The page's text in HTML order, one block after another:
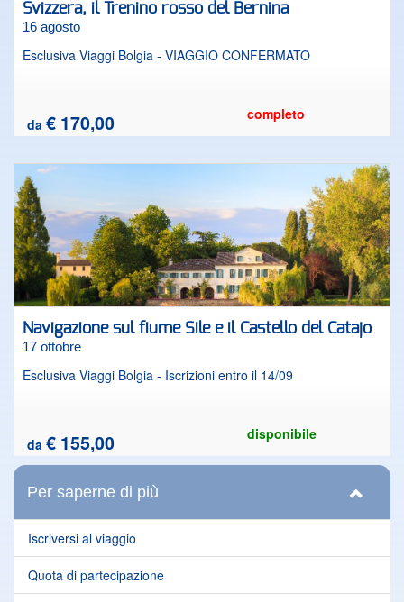
Svizzera, il Trenino rosso del Bernina
16 agosto
Esclusiva Viaggi Bolgia - VIAGGIO CONFERMATO
da € 170,00 completo
Navigazione sul fiume Sile e il Castello del Catajo
17 ottobre
Esclusiva Viaggi Bolgia - Iscrizioni entro il 14/09
da € 155,00 disponibile
Per saperne di più
Iscriversi al viaggio
Quota di partecipazione